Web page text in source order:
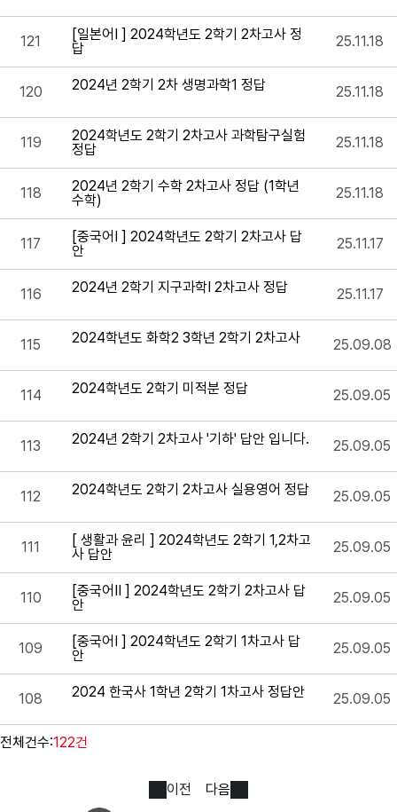
121
[일본어I ] 2024학년도 2학기 2차고사 정
답
25.11.18
120 2024년 2학기 2차 생명과학1 정답 25.11.18
119
2024학년도 2학기 2차고사 과학탐구실험
정답
25.11.18
118
2024년 2학기 수학 2차고사 정답 (1학년
수학)
25.11.18
117
[중국어Ⅰ ] 2024학년도 2학기 2차고사 답
안
25.11.17
116 2024년 2학기 지구과학I 2차고사 정답 25.11.17
115 2024학년도 화학2 3학년 2학기 2차고사 25.09.08
114 2024학년도 2학기 미적분 정답 25.09.05
113 2024년 2학기 2차고사 '기하' 답안 입니다. 25.09.05
112 2024학년도 2학기 2차고사 실용영어 정답 25.09.05
111
[ 생활과 윤리 ] 2024학년도 2학기 1,2차고
사 답안
25.09.05
110
[중국어Ⅱ ] 2024학년도 2학기 2차고사 답
안
25.09.05
109
[중국어Ⅰ ] 2024학년도 2학기 1차고사 답
안
25.09.05
108 2024 한국사 1학년 2학기 1차고사 정답안 25.09.05
전체건수:122건
이전 다음